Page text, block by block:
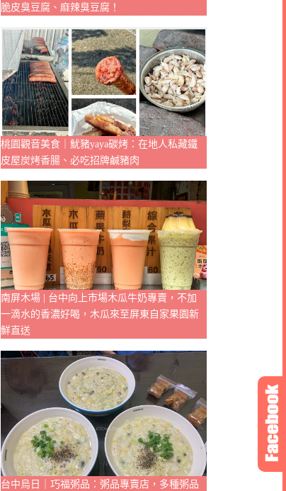
脆皮臭豆腐、麻辣臭豆腐！
桃園觀音美食｜魷豬yaya碳烤：在地人私藏鐵
皮屋炭烤香腸、必吃招牌鹹豬肉
南屏木場 | 台中向上市場木瓜牛奶專賣，不加
一滴水的香濃好喝，木瓜來至屏東自家果園新
鮮直送
台中烏日｜巧福粥品：粥品專賣店，多種粥品